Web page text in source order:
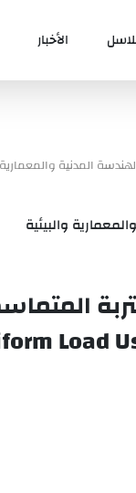
الأخبار
المدنية والمعمارية
والبيئية
Load